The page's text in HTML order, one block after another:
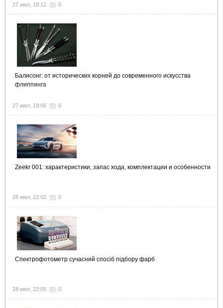
27 июл, 18:12 0
Балисонг: от исторических корней до современного искусства
флиппинга
27 июл, 19:06 0
Zeekr 001: характеристики, запас хода, комплектации и особенности
28 июл, 22:02 0
Спектрофотометр сучасний спосіб підбору фарб
28 июл, 22:05 0